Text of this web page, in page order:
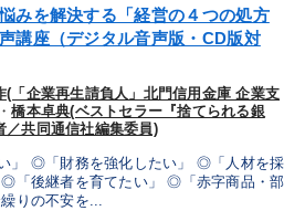
みを解決する「経営の４つの処方
講座（デジタル音声版・CD版対
(「企業再生請負人」北門信用金庫 企業支
・橋本卓典(ベストセラー『捨てられる銀
／共同通信社編集委員)
」 ◎「財務を強化したい」 ◎「人材を採
◎「後継者を育てたい」 ◎「赤字商品・部
りの不安を...